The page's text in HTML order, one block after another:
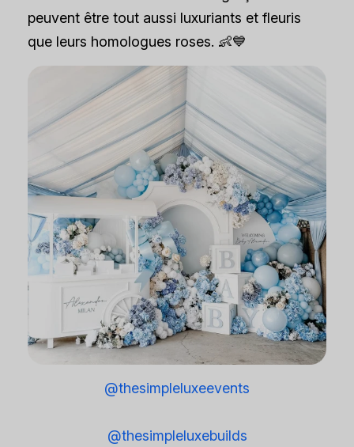
peuvent être tout aussi luxuriants et fleuris
que leurs homologues roses. 👶💙
@thesimpleluxeevents
@thesimpleluxebuilds